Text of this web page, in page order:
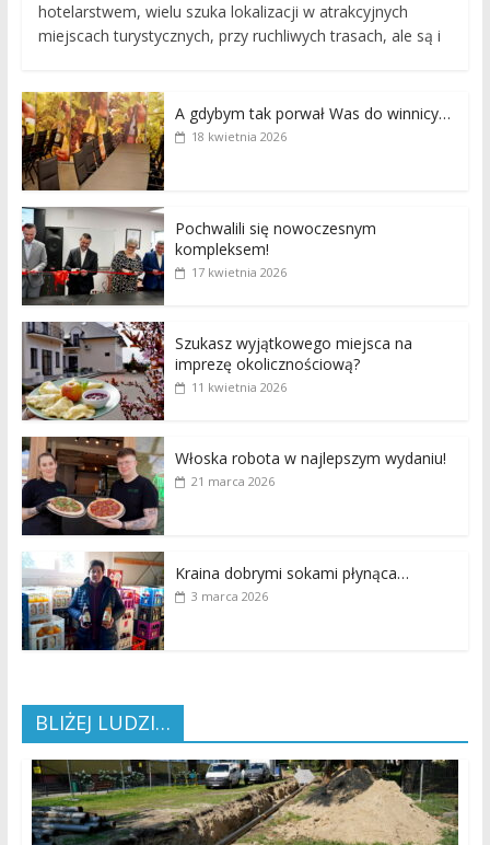
hotelarstwem, wielu szuka lokalizacji w atrakcyjnych
miejscach turystycznych, przy ruchliwych trasach, ale są i
A gdybym tak porwał Was do winnicy…
18 kwietnia 2026
Pochwalili się nowoczesnym
kompleksem!
17 kwietnia 2026
Szukasz wyjątkowego miejsca na
imprezę okolicznościową?
11 kwietnia 2026
Włoska robota w najlepszym wydaniu!
21 marca 2026
Kraina dobrymi sokami płynąca…
3 marca 2026
BLIŻEJ LUDZI…